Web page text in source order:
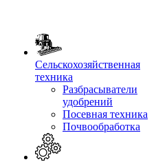
Сельскохозяйственная
техника
Разбрасыватели
удобрений
Посевная техника
Почвообработка